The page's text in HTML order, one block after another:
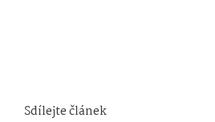
Sdílejte článek